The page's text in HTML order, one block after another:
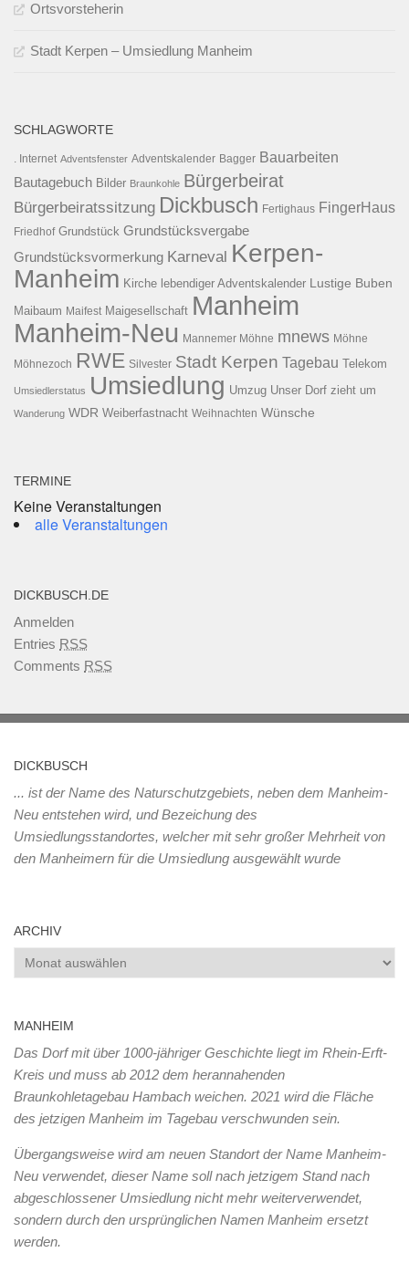
Ortsvorsteherin
Stadt Kerpen – Umsiedlung Manheim
SCHLAGWORTE
. Internet Adventsfenster Adventskalender Bagger Bauarbeiten
Bautagebuch Bilder Braunkohle Bürgerbeirat
Bürgerbeiratssitzung Dickbusch Fertighaus FingerHaus
Friedhof Grundstück Grundstücksvergabe
Grundstücksvormerkung Karneval Kerpen-
Manheim Kirche lebendiger Adventskalender Lustige Buben
Maibaum Maifest Maigesellschaft Manheim
Manheim-Neu Mannemer Möhne mnews Möhne
Möhnezoch RWE Silvester Stadt Kerpen Tagebau Telekom
Umsiedlerstatus Umsiedlung Umzug Unser Dorf zieht um
Wanderung WDR Weiberfastnacht Weihnachten Wünsche
TERMINE
Keine Veranstaltungen
alle Veranstaltungen
DICKBUSCH.DE
Anmelden
Entries RSS
Comments RSS
DICKBUSCH
... ist der Name des Naturschutzgebiets, neben dem Manheim-
Neu entstehen wird, und Bezeichung des
Umsiedlungsstandortes, welcher mit sehr großer Mehrheit von
den Manheimern für die Umsiedlung ausgewählt wurde
ARCHIV
Archiv
MANHEIM
Das Dorf mit über 1000-jähriger Geschichte liegt im Rhein-Erft-
Kreis und muss ab 2012 dem herannahenden
Braunkohletagebau Hambach weichen. 2021 wird die Fläche
des jetzigen Manheim im Tagebau verschwunden sein.
Übergangsweise wird am neuen Standort der Name Manheim-
Neu verwendet, dieser Name soll nach jetzigem Stand nach
abgeschlossener Umsiedlung nicht mehr weiterverwendet,
sondern durch den ursprünglichen Namen Manheim ersetzt
werden.